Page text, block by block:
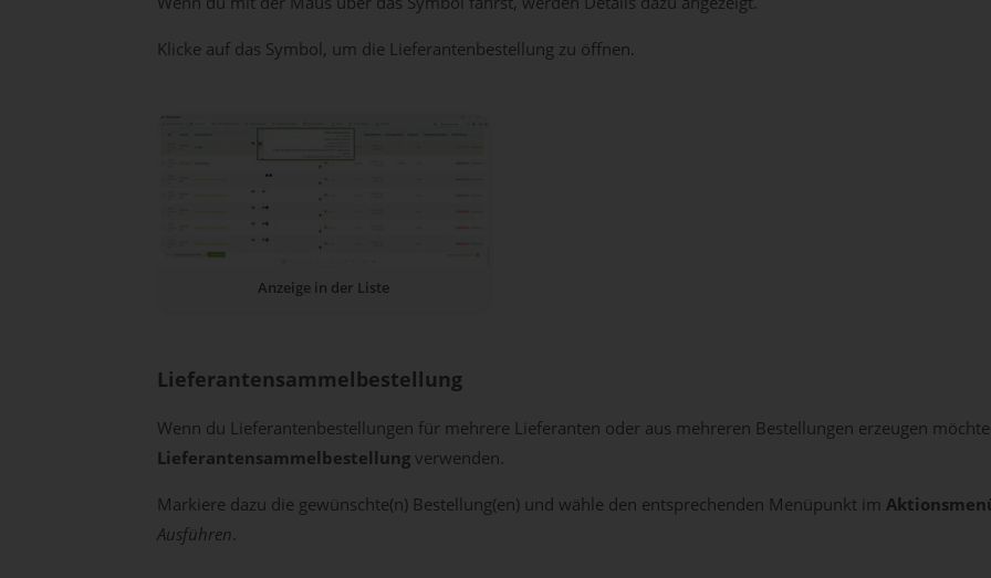
Klicke auf das Symbol, um die Lieferantenbestellung zu öffnen.
Anzeige in der Liste
Lieferantensammelbestellung
Wenn du Lieferantenbestellungen für mehrere Lieferanten oder aus mehreren Bestellungen erzeugen
Lieferantensammelbestellung verwenden.
Markiere dazu die gewünschte(n) Bestellung(en) und wähle den entsprechenden Menüpunkt im
Ausführen.